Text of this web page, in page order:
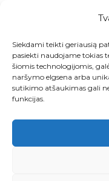
Siekdami teikti geriausią
pasiekti naudojame tokias
šiomis technologijomis,
naršymo elgsena arba
sutikimo atšaukimas gali
funkcijas.
Sodyba
Šviestuvai
Tekstilė
Visos prekės
Kontaktai
Apie
Paskyra
Krepšelis